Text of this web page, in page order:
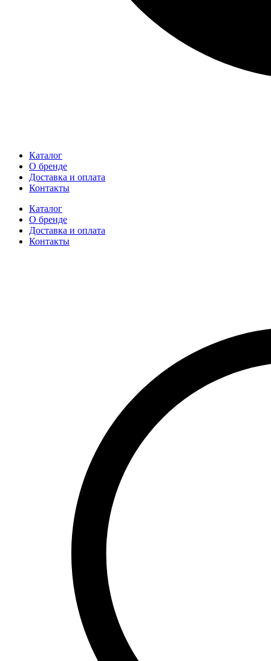
Каталог
О бренде
Доставка и оплата
Контакты
Каталог
О бренде
Доставка и оплата
Контакты